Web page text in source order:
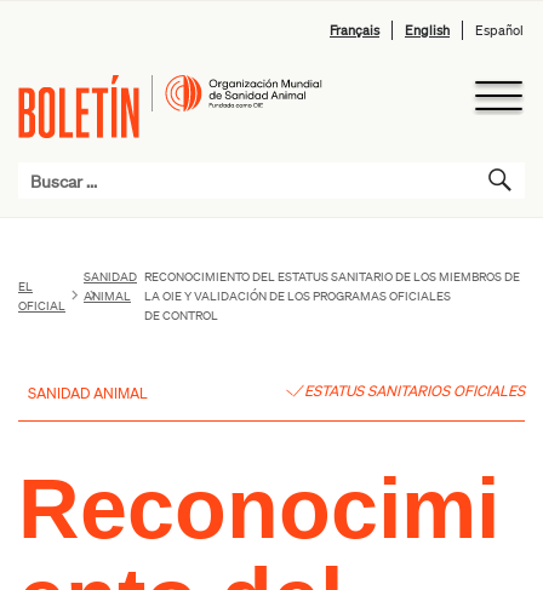
Français English Español
EL
OFICIAL
SANIDAD
ANIMAL
RECONOCIMIENTO DEL ESTATUS SANITARIO DE LOS MIEMBROS DE
LA OIE Y VALIDACIÓN DE LOS PROGRAMAS OFICIALES
DE CONTROL
SANIDAD ANIMAL ESTATUS SANITARIOS OFICIALES
Reconocimi